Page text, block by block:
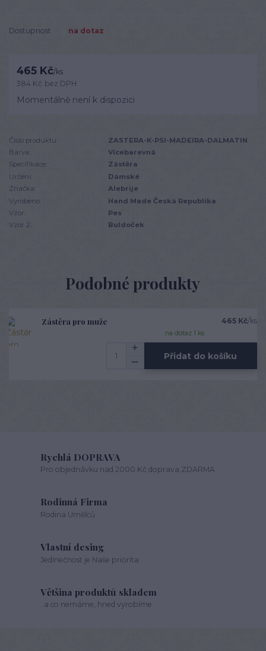
Dostupnost na dotaz
465 Kč/ks
384 Kč bez DPH
Momentálně není k dispozici
Číslo produktu:
ZASTERA-K-PSI-MADEIRA-DALMATIN
Barva:
Vícebarevná
Specifikace:
Zástěra
Určení:
Dámské
Značka:
Alebrije
Vyrobeno:
Hand Made Česká Republika
Vzor:
Pes
Vzor 2:
Buldoček
Podobné produkty
Zástěra pro muže 465 Kč/ks
na dotaz 1 ks
Přidat do košíku
Rychlá DOPRAVA
Pro objednávku nad 2000 Kč doprava ZDARMA
Rodinná Firma
Rodina Umělců
Vlastní desing
Jedinečnost je Naše priorita
Většina produktů skladem
..a co nemáme, hned vyrobíme